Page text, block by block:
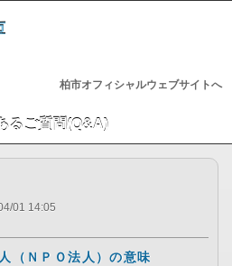
柏市オフィシャルウェブサイトへ
01 14:05
（ＮＰＯ法人）の意味